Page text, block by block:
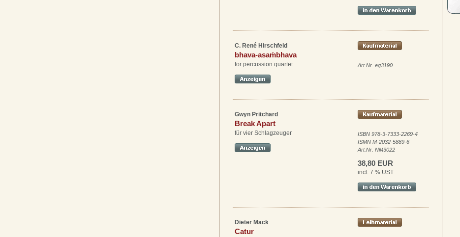
C. René Hirschfeld
bhava-asaṁbhava
for percussion quartet Art.Nr. eg3190
Gwyn Pritchard
Break Apart
für vier Schlagzeuger
ISBN 978-3-7333-2269-4
ISMN M-2032-5889-6
Art.Nr. NM3022
38,80 EUR
incl. 7 % UST
Dieter Mack
Catur